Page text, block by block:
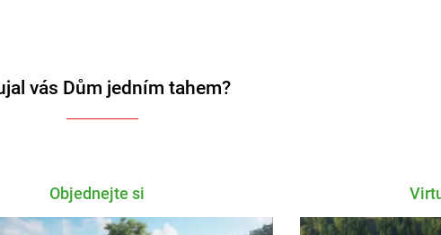
vás Dům jedním tahem?
Objednejte si